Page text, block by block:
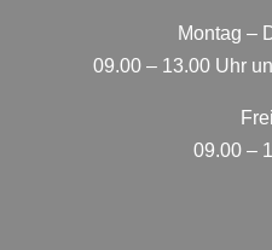
Montag –
09.00 – 13.00 Uhr
09.00 –